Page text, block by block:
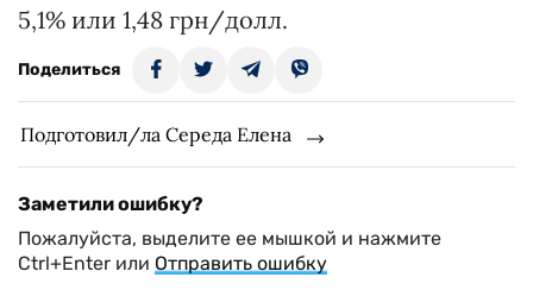
5,1% или 1,48 грн/долл.
Поделиться
Подготовил/ла Середа Елена
Заметили ошибку?
Пожалуйста, выделите ее мышкой и нажмите
Ctrl+Enter или Отправить ошибку